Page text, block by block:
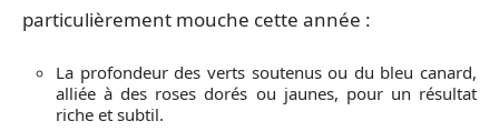
particulièrement mouche cette année :
La profondeur des verts soutenus ou du bleu canard,
alliée à des roses dorés ou jaunes, pour un résultat
riche et subtil.